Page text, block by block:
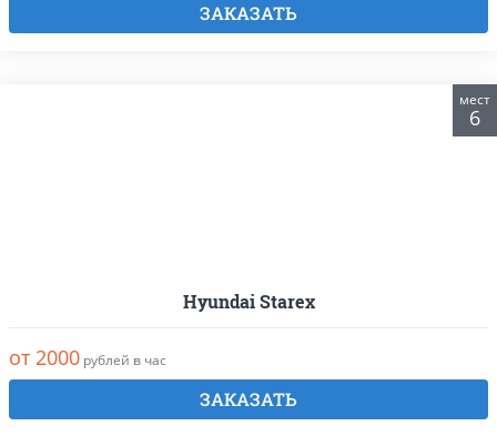
ЗАКАЗАТЬ
мест
6
Hyundai Starex
от 2000 рублей в час
ЗАКАЗАТЬ